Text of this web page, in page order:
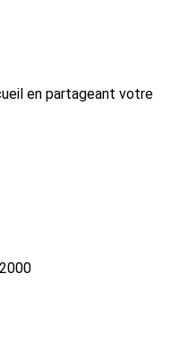
en partageant votre